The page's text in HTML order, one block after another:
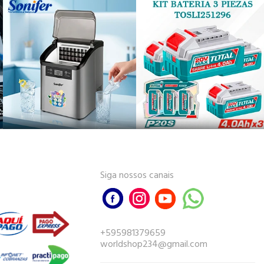
Siga nossos canais
+595981379659
worldshop234@gmail.com